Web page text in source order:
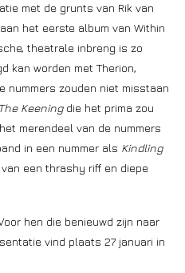
met de grunts van Rik van
het eerste album van Within
theatrale inbreng is zo
kan worden met Therion,
nummers zouden niet misstaan
The Keeningdie het prima zou
merendeel van de nummers
in een nummer als Kindling
een thrashy riff en diepe
hen die benieuwd zijn naar
vind plaats 27 januari in